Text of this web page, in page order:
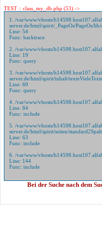
TEST :: class_my_db.php (53) ->
1. /var/www/vhosts/
server.de/html/spirit/_PageOs/PageOs/
Line: 54
Func: backtrace
2. /var/www/vhosts/
Line: 19
Func: query
3. /var/www/vhosts/
server.de/html/spirit/inhalt/
Line: 69
Func: query
4. /var/www/vhosts/
Line: 84
Func: include
5. /var/www/vhosts/
server.de/html/spirit/seiten/
Line: 63
Func: include
6. /var/www/vhosts/
Line: 144
Func: include
Bei der Suche nach dem